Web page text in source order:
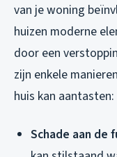
van je woning
huizen moderne
door een
zijn enkele
huis kan aantasten:
Schade aan de